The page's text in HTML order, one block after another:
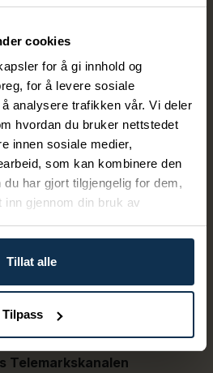
cookies
for å gi innhold og
for å levere sosiale
analysere trafikken vår. Vi deler
hvordan du bruker nettstedet
innen sosiale medier,
som kan kombinere den
har gjort tilgjengelig for dem,
gjennom din bruk av
Tillat alle
Tilpass
til bestillinger gjort via
kan oppringning skje fra
varer fra 18. mai til 4. oktober
og distribusjon
Telemarkskanalen